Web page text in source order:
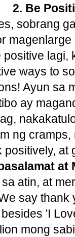
2. Be
sobrang
lagi,
ways to
Ayun sa
ay
ng
positively, at
at
atin, at
say thank
'I
mong